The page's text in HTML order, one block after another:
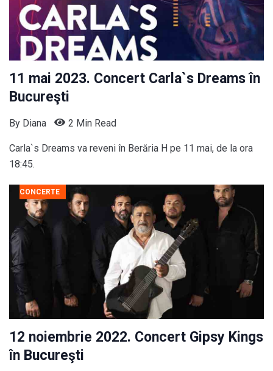
11 mai 2023. Concert Carla`s Dreams în
Bucureşti
By Diana 2 Min Read
Carla`s Dreams va reveni în Berăria H pe 11 mai, de la ora
18:45.
CONCERTE
12 noiembrie 2022. Concert Gipsy Kings
în Bucureşti